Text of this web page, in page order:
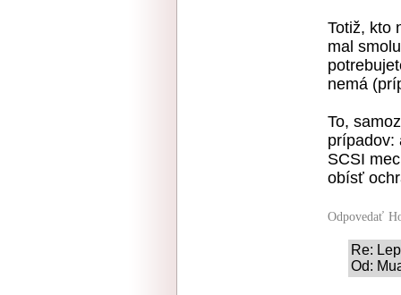
Totiž, kto
mal
nemá
To,
prípadov:
SCSI
obísť
Odpovedať
Re:
Od: